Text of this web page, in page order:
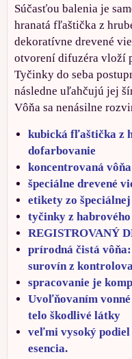
Súčasťou balenia je
hranatá fľaštička z
dekoratívne drevené
otvorení difuzéra vloží
Tyčinky do seba
následne uľahčujú jej
Vôňa sa nenásilne
kubická fľaštička z
dofarbovanie
koncentrovaná vôňa
špeciálne drevené
etikety zo
tyčinky z
REGISTROVANÝ
prírodná čistá
surovín z
spracovanie je
Uvoľňovaním vonné
telo škodlivé látky
veľmi vysoký podiel
esencia.